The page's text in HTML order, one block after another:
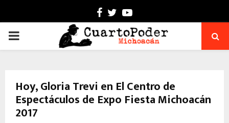
Facebook
TwitterYoutube
PRIMARY
Hoy, Gloria Trevi en El Centro de
Espectáculos de Expo Fiesta Michoacán
2017